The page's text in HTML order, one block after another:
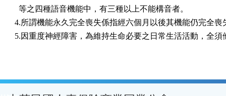
  等之四種語音機能中，有三種以上不能構音者。
4.所謂機能永久完全喪失係指經六個月以後其機能仍完全喪
5.因重度神經障害，為維持生命必要之日常生活活動，全須